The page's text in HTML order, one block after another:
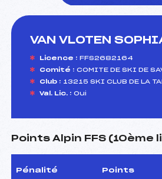
VAN VLOTEN
Licence : FFS2682164
Comité : COMITE DE SKI DE
Club : 13215 SKI CLUB DE LA
Val. Lic. : Oui
Points Alpin FFS (10ème
Pénalité Points